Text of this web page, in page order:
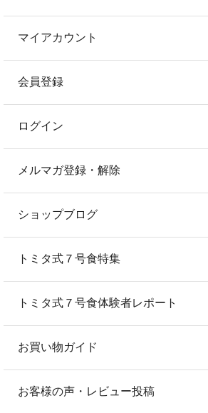
マイアカウント
会員登録
ログイン
メルマガ登録・解除
ショップブログ
トミタ式７号食特集
トミタ式７号食体験者レポート
お買い物ガイド
お客様の声・レビュー投稿